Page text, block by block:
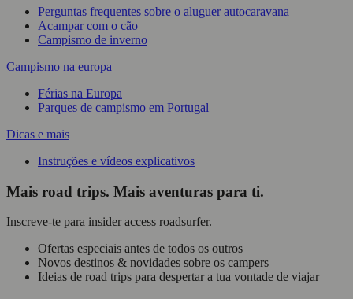
Perguntas frequentes sobre o aluguer autocaravana
Acampar com o cão
Campismo de inverno
Campismo na europa
Férias na Europa
Parques de campismo em Portugal
Dicas e mais
Instruções e vídeos explicativos
Mais road trips. Mais aventuras para ti.
Inscreve-te para insider access roadsurfer.
Ofertas especiais antes de todos os outros
Novos destinos & novidades sobre os campers
Ideias de road trips para despertar a tua vontade de viajar